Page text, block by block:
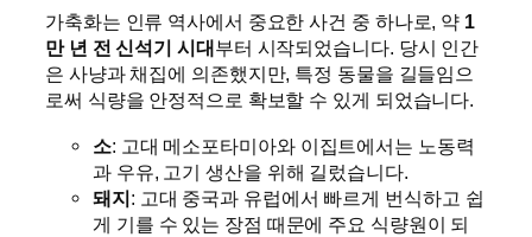
가축화는 인류 역사에서 중요한 사건 중 하나로, 약 1
만 년 전 신석기 시대 부터 시작되었습니다. 당시 인간
은 사냥과 채집에 의존했지만, 특정 동물을 길들임으
로써 식량을 안정적으로 확보할 수 있게 되었습니다.
소: 고대 메소포타미아와 이집트에서는 노동력
과 우유, 고기 생산을 위해 길렀습니다.
돼지: 고대 중국과 유럽에서 빠르게 번식하고 쉽
게 기를 수 있는 장점 때문에 주요 식량원이 되